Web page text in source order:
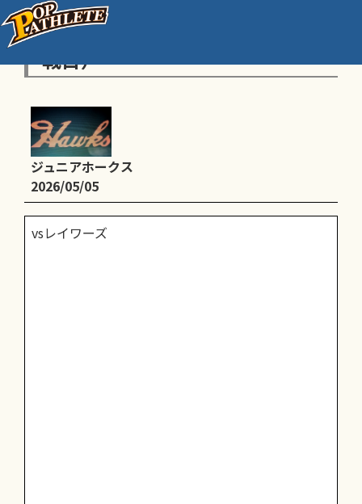
Ａ：ＴＷ選抜大会（リーグ戦２
戦目）
ジュニアホークス
2026/05/05
vsレイワーズ